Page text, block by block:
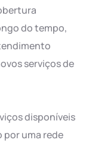
do tempo,
serviços de
disponíveis
por uma rede